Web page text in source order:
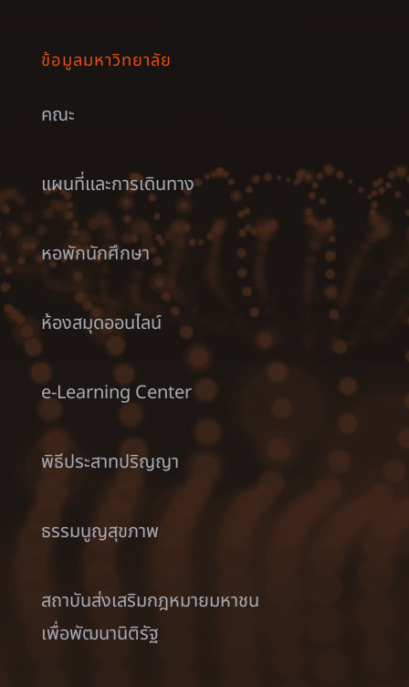
ข้อมูลมหาวิทยาลัย
คณะ
แผนที่และการเดินทาง
หอพักนักศึกษา
ห้องสมุดออนไลน์
e-Learning Center
พิธีประสาทปริญญา
ธรรมนูญสุขภาพ
สถาบันส่งเสริมกฎหมายมหาชน
เพื่อพัฒนานิติรัฐ